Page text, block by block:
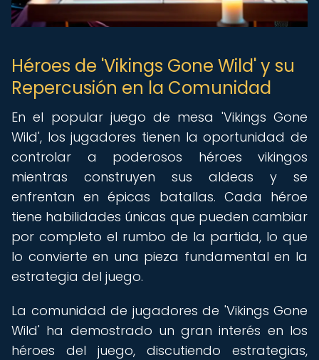
Héroes de 'Vikings Gone Wild' y su
Repercusión en la Comunidad
En el popular juego de mesa 'Vikings Gone
Wild', los jugadores tienen la oportunidad de
controlar a poderosos héroes vikingos
mientras construyen sus aldeas y se
enfrentan en épicas batallas. Cada héroe
tiene habilidades únicas que pueden cambiar
por completo el rumbo de la partida, lo que
lo convierte en una pieza fundamental en la
estrategia del juego.
La comunidad de jugadores de 'Vikings Gone
Wild' ha demostrado un gran interés en los
héroes del juego, discutiendo estrategias,